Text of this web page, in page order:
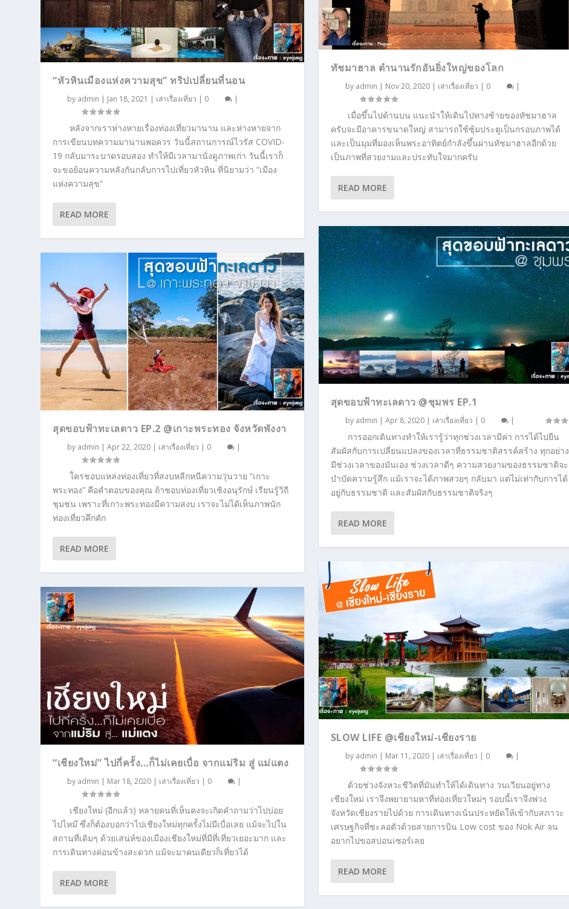
“หัวหินเมืองแห่งความสุข” ทริปเปลี่ยนที่นอน
by admin | Jan 18, 2021 | เล่าเรื่องเที่ยว | 0 |
หลังจากเราห่างหายเรื่องท่องเที่ยวมานาน และห่างหายจาก
การเขียนบทความมานานพอควร วันนี้สถานการณ์ไวรัส COVID-
19 กลับมาระบาดรอบสอง ทำให้มีเวลามานั่งดูภาพเก่า วันนี้เราก็
จะขอย้อนความหลังกันกลับการไปเที่ยวหัวหิน ที่นิยามว่า “เมือง
แห่งความสุข”
READ MORE
สุดขอบฟ้าทะเลดาว EP.2 @เกาะพระทอง จังหวัดพังงา
by admin |Apr 22, 2020 | เล่าเรื่องเที่ยว | 0 |
ใครชอบแหล่งท่องเที่ยวที่สงบหลีกหนีความวุ่นวาย “เกาะ
พระทอง” คือคำตอบของคุณ ถ้าชอบท่องเที่ยวเชิงอนุรักษ์ เรียนรู้วิถี
ชุมชน เพราะที่เกาะพระทองมีความสงบ เราจะไม่ได้เห็นภาพนัก
ท่องเที่ยวคึกคัก
READ MORE
“เชียงใหม่” ไปกี่ครั้ง…ก็ไม่เคยเบื่อ จากแม่ริม สู่ แม่แตง
by admin | Mar 18, 2020 | เล่าเรื่องเที่ยว | 0 |
เชียงใหม่ (อีกแล้ว) หลายคนที่เห็นคงจะเกิดคำถามว่าไปบ่อย
ไปไหม๊ ซึ่งก็ต้องบอกว่าไปเชียงใหม่ทุกครั้งไม่มีเบื่อเลย แม้จะไปใน
สถานที่เดิมๆ ด้วยเสน่ห์ของเมืองเชียงใหม่ที่มีที่เที่ยวเยอะมาก และ
การเดินทางค่อนข้างสะดวก แม้จะมาคนเดียวก็เที่ยวได้
READ MORE
ทัชมาฮาล ตำนานรักอันยิ่งใหญ่ของโลก
by admin | Nov 20, 2020| เล่าเรื่องเที่ยว | 0 |
เมื่อขึ้นไปด้านบน แนะนำให้เดินไปทางซ้ายของทัชมาฮาล
ครับจะมีอาคารขนาดใหญ่ สามารถใช้ซุ้มประตูเป็นกรอบภาพได้
และเป็นมุมที่มองเห็นพระอาทิตย์กำลังขึ้นผ่านทัชมาฮาลอีกด้วย
เป็นภาพที่สวยงามและประทับใจมากครับ
READ MORE
สุดขอบฟ้าทะเลดาว @ชุมพร EP.1
by admin | Apr 8, 2020| เล่าเรื่องเที่ยว | 0 |
การออกเดินทางทำให้เรารู้ว่าทุกช่วงเวลามีค่า การได้ไปยืน
สัมผัสกับการเปลี่ยนแปลงของเวลาที่ธรรมชาติสรรค์สร้าง ทุกอย่าง
มีช่วงเวลาของมันเอง ช่วงเวลาดีๆ ความสวยงามของธรรมชาติจะ
บำบัดความรู้สึก แม้เราจะได้ภาพสวยๆ กลับมา แต่ไม่เท่ากับการได้
อยู่กับธรรมชาติ และสัมผัสกับธรรมชาติจริงๆ
READ MORE
SLOW LIFE @เชียงใหม่-เชียงราย
by admin | Mar 11, 2020| เล่าเรื่องเที่ยว | 0 |
ด้วยช่วงจังหวะชีวิตที่มันทำให้ได้เดินทาง วนเวียนอยู่ทาง
เชียงใหม่ เราจึงพยายามหาที่ท่องเที่ยวใหม่ๆ รอบนี้เราจึงพ่วง
จังหวัดเชียงรายไปด้วย การเดินทางเน้นประหยัดให้เข้ากับสภาวะ
เศรษฐกิจที่ชะลอตัวด้วยสายการบิน Low cost ของ Nok Air จน
อยากไปขอสปอนเซอร์เลย
READ MORE